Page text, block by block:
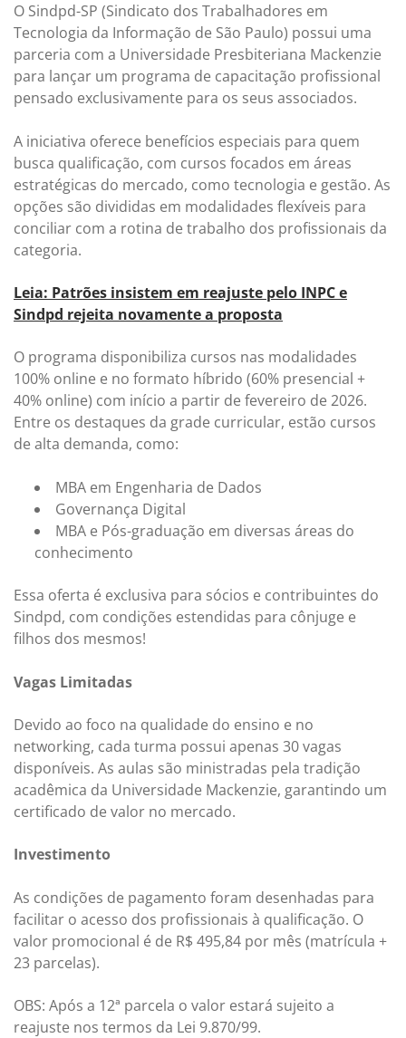
O Sindpd-SP (Sindicato dos Trabalhadores em
Tecnologia da Informação de São Paulo) possui uma
parceria com a Universidade Presbiteriana Mackenzie
para lançar um programa de capacitação profissional
pensado exclusivamente para os seus associados.
A iniciativa oferece benefícios especiais para quem
busca qualificação, com cursos focados em áreas
estratégicas do mercado, como tecnologia e gestão. As
opções são divididas em modalidades flexíveis para
conciliar com a rotina de trabalho dos profissionais da
categoria.
Leia: Patrões insistem em reajuste pelo INPC e
Sindpd rejeita novamente a proposta
O programa disponibiliza cursos nas modalidades
100% online e no formato híbrido (60% presencial +
40% online) com início a partir de fevereiro de 2026.
Entre os destaques da grade curricular, estão cursos
de alta demanda, como:
MBA em Engenharia de Dados
Governança Digital
MBA e Pós-graduação em diversas áreas do
conhecimento
Essa oferta é exclusiva para sócios e contribuintes do
Sindpd, com condições estendidas para cônjuge e
filhos dos mesmos!
Vagas Limitadas
Devido ao foco na qualidade do ensino e no
networking, cada turma possui apenas 30 vagas
disponíveis. As aulas são ministradas pela tradição
acadêmica da Universidade Mackenzie, garantindo um
certificado de valor no mercado.
Investimento
As condições de pagamento foram desenhadas para
facilitar o acesso dos profissionais à qualificação. O
valor promocional é de R$ 495,84 por mês (matrícula +
23 parcelas).
OBS: Após a 12ª parcela o valor estará sujeito a
reajuste nos termos da Lei 9.870/99.